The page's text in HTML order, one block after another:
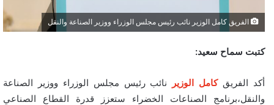
الفريق كامل الوزير نائب رئيس مجلس الوزراء ووزير الصناعة والنقل
كتبت سماح سعيد:
أكد الفريقكامل الوزير
نائب رئيس مجلس الوزراء ووزير الصناعة
والنقل،برنامج الصناعات الخضراء ستعزز قدرة القطاع الصناعي